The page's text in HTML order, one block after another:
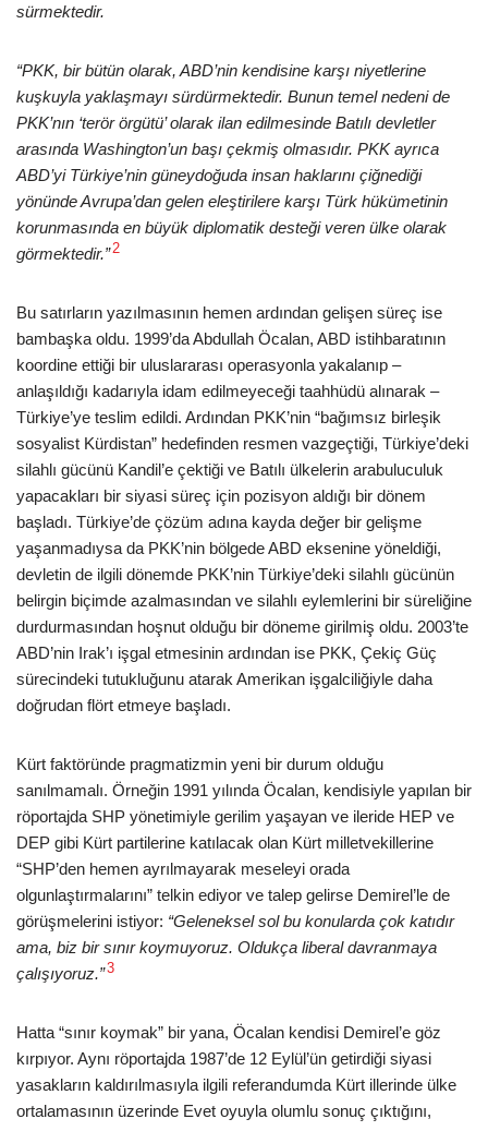
sürmektedir.
“PKK, bir bütün olarak, ABD’nin kendisine karşı niyetlerine
kuşkuyla yaklaşmayı sürdürmektedir. Bunun temel nedeni de
PKK’nın ‘terör örgütü’ olarak ilan edilmesinde Batılı devletler
arasında Washington’un başı çekmiş olmasıdır. PKK ayrıca
ABD’yi Türkiye’nin güneydoğuda insan haklarını çiğnediği
yönünde Avrupa’dan gelen eleştirilere karşı Türk hükümetinin
korunmasında en büyük diplomatik desteği veren ülke olarak
görmektedir.”2
Bu satırların yazılmasının hemen ardından gelişen süreç ise
bambaşka oldu. 1999’da Abdullah Öcalan, ABD istihbaratının
koordine ettiği bir uluslararası operasyonla yakalanıp –
anlaşıldığı kadarıyla idam edilmeyeceği taahhüdü alınarak –
Türkiye’ye teslim edildi. Ardından PKK’nin “bağımsız birleşik
sosyalist Kürdistan” hedefinden resmen vazgeçtiği, Türkiye’deki
silahlı gücünü Kandil’e çektiği ve Batılı ülkelerin arabuluculuk
yapacakları bir siyasi süreç için pozisyon aldığı bir dönem
başladı. Türkiye’de çözüm adına kayda değer bir gelişme
yaşanmadıysa da PKK’nin bölgede ABD eksenine yöneldiği,
devletin de ilgili dönemde PKK’nin Türkiye’deki silahlı gücünün
belirgin biçimde azalmasından ve silahlı eylemlerini bir süreliğine
durdurmasından hoşnut olduğu bir döneme girilmiş oldu. 2003’te
ABD’nin Irak’ı işgal etmesinin ardından ise PKK, Çekiç Güç
sürecindeki tutukluğunu atarak Amerikan işgalciliğiyle daha
doğrudan flört etmeye başladı.
Kürt faktöründe pragmatizmin yeni bir durum olduğu
sanılmamalı. Örneğin 1991 yılında Öcalan, kendisiyle yapılan bir
röportajda SHP yönetimiyle gerilim yaşayan ve ileride HEP ve
DEP gibi Kürt partilerine katılacak olan Kürt milletvekillerine
“SHP’den hemen ayrılmayarak meseleyi orada
olgunlaştırmalarını” telkin ediyor ve talep gelirse Demirel’le de
görüşmelerini istiyor: “Geleneksel sol bu konularda çok katıdır
ama, biz bir sınır koymuyoruz. Oldukça liberal davranmaya
çalışıyoruz.”3
Hatta “sınır koymak” bir yana, Öcalan kendisi Demirel’e göz
kırpıyor. Aynı röportajda 1987’de 12 Eylül’ün getirdiği siyasi
yasakların kaldırılmasıyla ilgili referandumda Kürt illerinde ülke
ortalamasının üzerinde Evet oyuyla olumlu sonuç çıktığını,